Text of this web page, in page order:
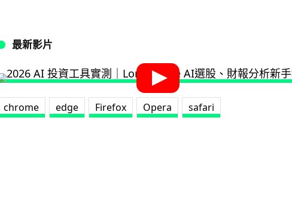
最新影片
chrome edge Firefox Opera safari